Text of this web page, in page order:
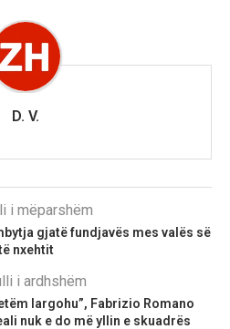
D. V.
i mëparshëm
gjatë fundjavës mes valës së
nxehtit
i ardhshëm
largohu”, Fabrizio Romano
nuk e do më yllin e skuadrës